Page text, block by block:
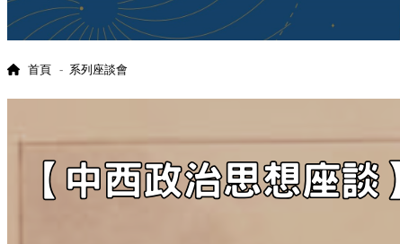
首頁 系列座談會